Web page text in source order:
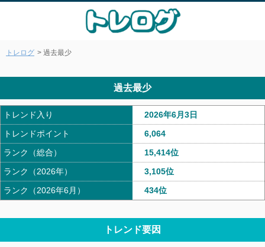
トレログ > 過去最少
過去最少
トレンド入り
トレンドポイント
ランク（総合）
ランク（2026年）
ランク（2026年6月）
2026年6月3日
6,064
15,414位
3,105位
434位
トレンド要因